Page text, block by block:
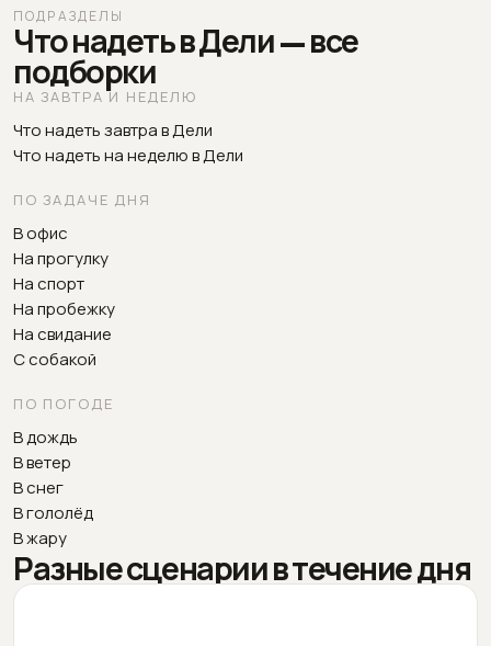
ПОДРАЗДЕЛЫ
Что надеть в Дели — все
подборки
НА ЗАВТРА И НЕДЕЛЮ
Что надеть завтра в Дели
Что надеть на неделю в Дели
ПО ЗАДАЧЕ ДНЯ
В офис
На прогулку
На спорт
На пробежку
На свидание
С собакой
ПО ПОГОДЕ
В дождь
В ветер
В снег
В гололёд
В жару
Разные сценарии в течение дня